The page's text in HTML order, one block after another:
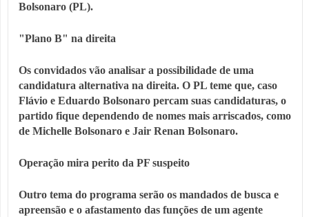
Bolsonaro (PL).
"Plano B" na direita
Os convidados vão analisar a possibilidade de uma
candidatura alternativa na direita. O PL teme que, caso
Flávio e Eduardo Bolsonaro percam suas candidaturas, o
partido fique dependendo de nomes mais arriscados, como
de Michelle Bolsonaro e Jair Renan Bolsonaro.
Operação mira perito da PF suspeito
Outro tema do programa serão os mandados de busca e
apreensão e o afastamento das funções de um agente